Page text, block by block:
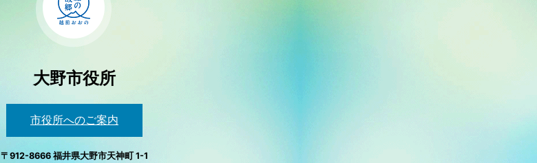
大野市役所
市役所へのご案内
〒912-8666 福井県大野市天神町 1-1